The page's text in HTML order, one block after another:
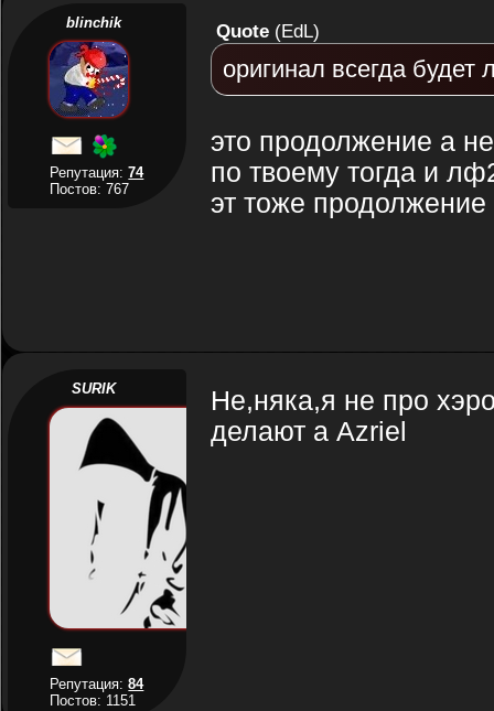
blinchik
Репутация:74
Постов: 767
Quote(EdL)
оригинал всегда
это продолжение а
по твоему тогда и
эт тоже продолжение
SURIK
Репутация:84
Постов: 1151
Не,няка,я не про
делают а Azriel